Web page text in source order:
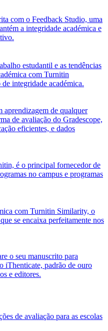
com o Feedback Studio, uma
a integridade académica e
estudantil e as tendências
com Turnitin
integridade académica.
aprendizagem de qualquer
de avaliação do Gradescope,
eficientes, e dados
é o principal fornecedor de
no campus e programas
com Turnitin Similarity, o
se encaixa perfeitamente nos
o seu manuscrito para
iThenticate, padrão de ouro
e editores.
de avaliação para as escolas